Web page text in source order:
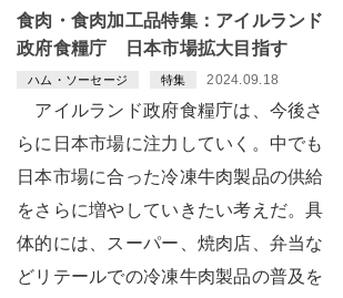
食肉・食肉加工品特集：アイルランド
政府食糧庁 日本市場拡大目指す
ハム・ソーセージ 特集 2024.09.18
アイルランド政府食糧庁は、今後さ
らに日本市場に注力していく。中でも
日本市場に合った冷凍牛肉製品の供給
をさらに増やしていきたい考えだ。具
体的には、スーパー、焼肉店、弁当な
どリテールでの冷凍牛肉製品の普及を